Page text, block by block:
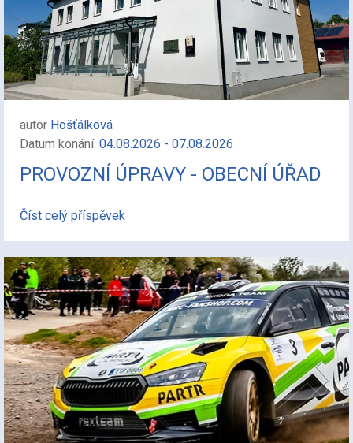
autor Hošťálková
Datum konání: 04.08.2026 - 07.08.2026
PROVOZNÍ ÚPRAVY - OBECNÍ ÚŘAD
Číst celý příspěvek